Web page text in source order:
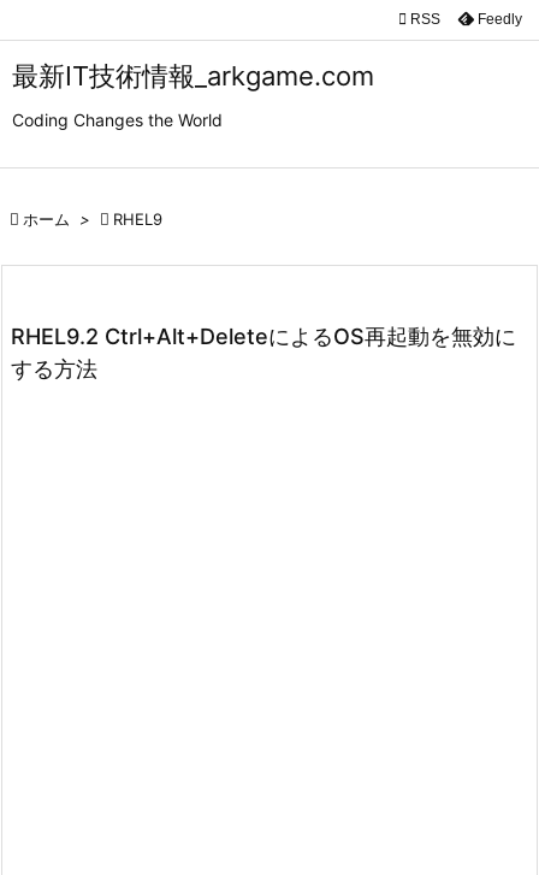
最新IT技術情報_arkgame.com
Coding Changes the World


検索
 RSS Feedly
 ホーム >  RHEL9
RHEL9.2 Ctrl+Alt+DeleteによるOS再起動を無効に
する方法